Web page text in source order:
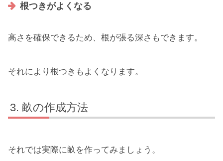
根つきがよくなる
高さを確保できるため、根が張る深さもできます。
それにより根つきもよくなります。
畝の作成方法
それでは実際に畝を作ってみましょう。